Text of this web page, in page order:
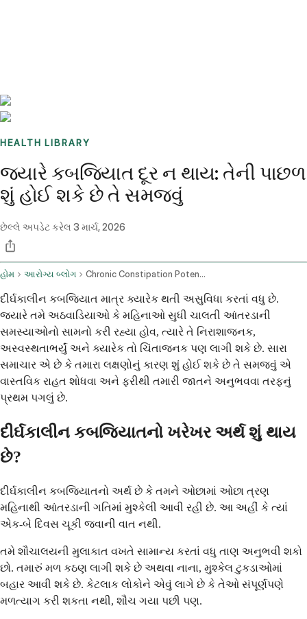
HEALTH LIBRARY
જ્યારે કબજિયાત દૂર ન થાય: તેની પાછળ
શું હોઈ શકે છે તે સમજવું
છેલ્લે અપડેટ કરેલ 3 માર્ચ, 2026
હોમ આરોગ્ય બ્લોગ Chronic Constipation Potential Underlying Conditions
દીર્ઘકાલીન કબજિયાત માત્ર ક્યારેક થતી અસુવિધા કરતાં વધુ છે.
જ્યારે તમે અઠવાડિયાઓ કે મહિનાઓ સુધી ચાલતી આંતરડાની
સમસ્યાઓનો સામનો કરી રહ્યા હોવ, ત્યારે તે નિરાશાજનક,
અસ્વસ્થતાભર્યું અને ક્યારેક તો ચિંતાજનક પણ લાગી શકે છે. સારા
સમાચાર એ છે કે તમારા લક્ષણોનું કારણ શું હોઈ શકે છે તે સમજવું એ
વાસ્તવિક રાહત શોધવા અને ફરીથી તમારી જાતને અનુભવવા તરફનું
પ્રથમ પગલું છે.
દીર્ઘકાલીન કબજિયાતનો ખરેખર અર્થ શું થાય
છે?
દીર્ઘકાલીન કબજિયાતનો અર્થ છે કે તમને ઓછામાં ઓછા ત્રણ
મહિનાથી આંતરડાની ગતિમાં મુશ્કેલી આવી રહી છે. આ અહીં કે ત્યાં
એક-બે દિવસ ચૂકી જવાની વાત નથી.
તમે શૌચાલયની મુલાકાત વખતે સામાન્ય કરતાં વધુ તાણ અનુભવી શકો
છો. તમારું મળ કઠણ લાગી શકે છે અથવા નાના, મુશ્કેલ ટુકડાઓમાં
બહાર આવી શકે છે. કેટલાક લોકોને એવું લાગે છે કે તેઓ સંપૂર્ણપણે
મળત્યાગ કરી શકતા નથી, શૌચ ગયા પછી પણ.